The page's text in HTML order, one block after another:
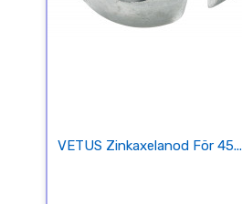
VETUS Zinkaxelanod För 45...